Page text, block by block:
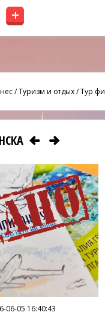
+
/Туризм и отдых/Тур
06-05 16:40:43